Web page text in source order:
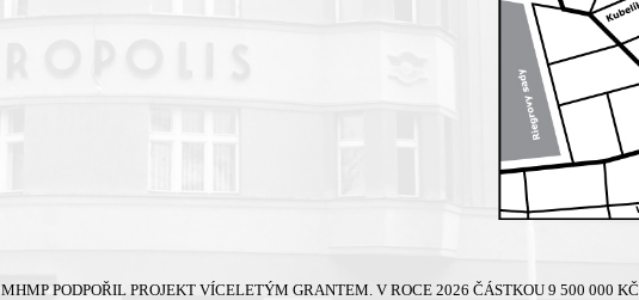
MHMP PODPOŘIL PROJEKT VÍCELETÝM GRANTEM. V ROCE 2026 ČÁSTKOU 9 500 000 KČ.